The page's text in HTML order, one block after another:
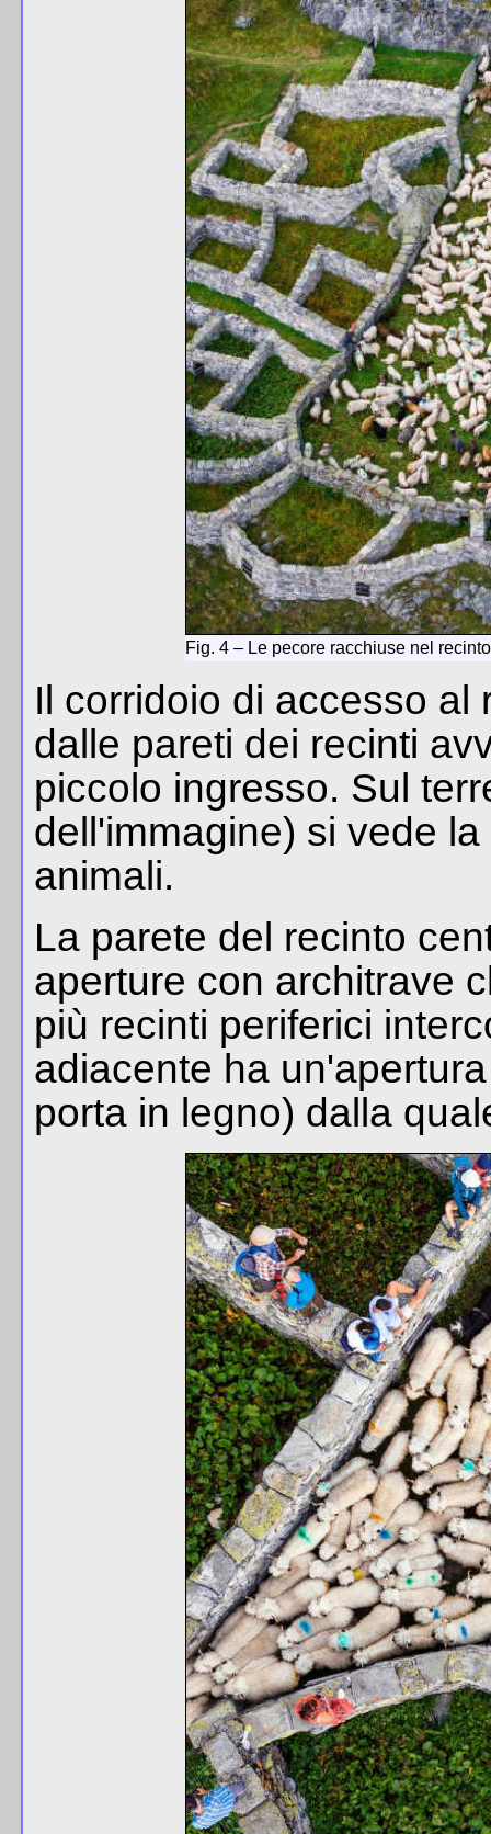
Fig. 4 – Le pecore racchiuse nel
Il corridoio di accesso al
dalle pareti dei recinti
piccolo ingresso. Sul
dell'immagine) si vede
animali.
La parete del recinto
aperture con architrave
più recinti periferici
adiacente ha
porta in legno) dalla